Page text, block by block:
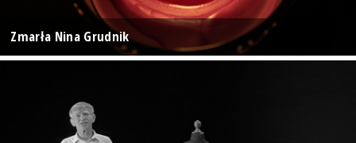
Zmarła Nina Grudnik